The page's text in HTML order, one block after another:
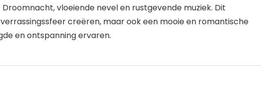
vloeiende nevel en rustgevende muziek. Dit
creëren, maar ook een mooie en romantische
en ontspanning ervaren.